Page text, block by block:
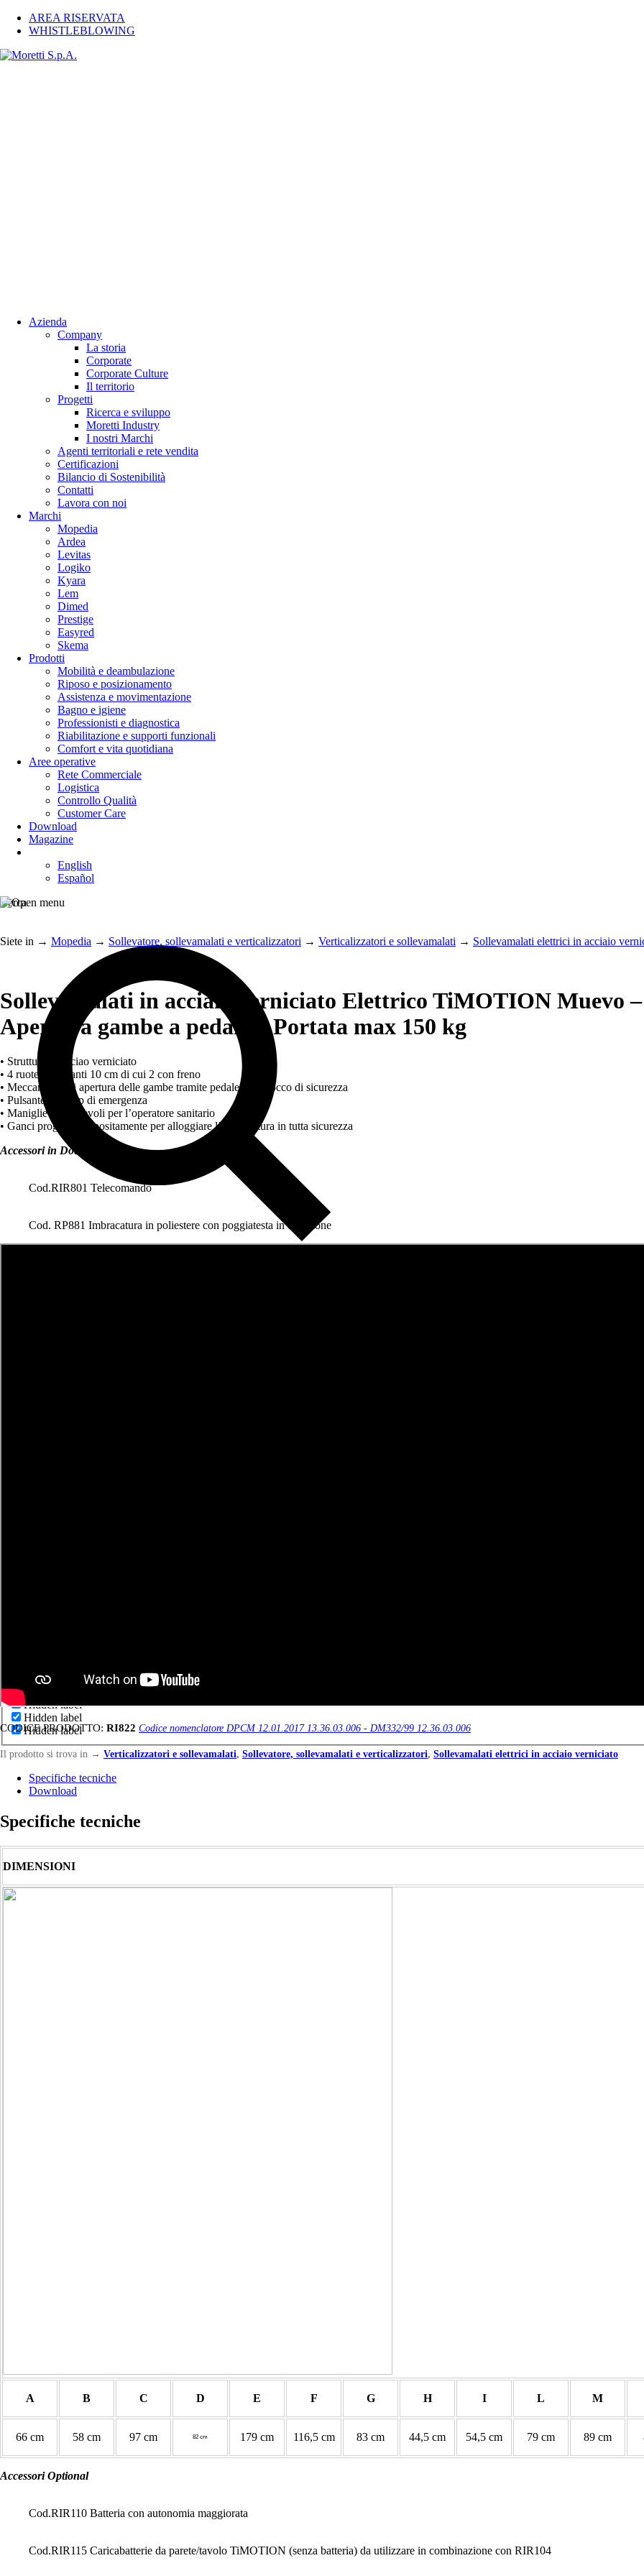
AREA RISERVATA
WHISTLEBLOWING
Azienda
Company
La storia
Corporate
Corporate Culture
Il territorio
Progetti
Ricerca e sviluppo
Moretti Industry
I nostri Marchi
Agenti territoriali e rete vendita
Certificazioni
Bilancio di Sostenibilità
Contatti
Lavora con noi
Marchi
Mopedia
Ardea
Levitas
Logiko
Kyara
Lem
Dimed
Prestige
Easyred
Skema
Prodotti
Mobilità e deambulazione
Riposo e posizionamento
Assistenza e movimentazione
Bagno e igiene
Professionisti e diagnostica
Riabilitazione e supporti funzionali
Comfort e vita quotidiana
Aree operative
Rete Commerciale
Logistica
Controllo Qualità
Customer Care
Download
Magazine
English
Español
Cerca
Generic filters
Hidden label
Hidden label
Hidden label
Hidden label
Siete in → Mopedia → Sollevatore, sollevamalati e verticalizzatori → Verticalizzatori e sollevamalati → Sollevamalati elettrici in acciaio
Sollevamalati in acciaio verniciato Elettrico TiMOTION Muevo
Apertura gambe a pedale – Portata max 150 kg
• Struttura in acciao verniciato
• 4 ruote piroettanti 10 cm di cui 2 con freno
• Meccanismo di apertura delle gambe tramite pedale con blocco di sicurezza
• Pulsante per stop di emergenza
• Maniglie confortevoli per l’operatore sanitario
• Ganci progettati appositamente per alloggiare l’imbracatura in tutta sicurezza
Accessori in Dotazione
Cod.RIR801 Telecomando
Cod. RP881 Imbracatura in poliestere con poggiatesta in dotazione
CODICE PRODOTTO: RI822 Codice nomenclatore DPCM 12.01.2017 13.36.03.006 - DM332/99 12.36.03.006
Il prodotto si trova in → Verticalizzatori e sollevamalati, Sollevatore, sollevamalati e verticalizzatori, Sollevamalati elettrici in acciaio verniciato
Specifiche tecniche
Download
Specifiche tecniche
DIMENSIONI
A B C D E F G H I L M
66 cm 58 cm 97 cm 82 cm 179 cm 116,5 cm 83 cm 44,5 cm 54,5 cm 79 cm 89 cm
Accessori Optional
Cod.RIR110 Batteria con autonomia maggiorata
Cod.RIR115 Caricabatterie da parete/tavolo TiMOTION (senza batteria) da utilizzare in combinazione con RIR104